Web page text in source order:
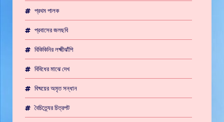
প্রথম পালক
প্রবাসের জলছবি
বিকিকিনির লক্ষ্মীঝাঁপি
বিবিধের মাঝে দেখ
বিষ্ময়ের অমৃত সন্ধান
বৈচিত্র্যের চিত্রপট